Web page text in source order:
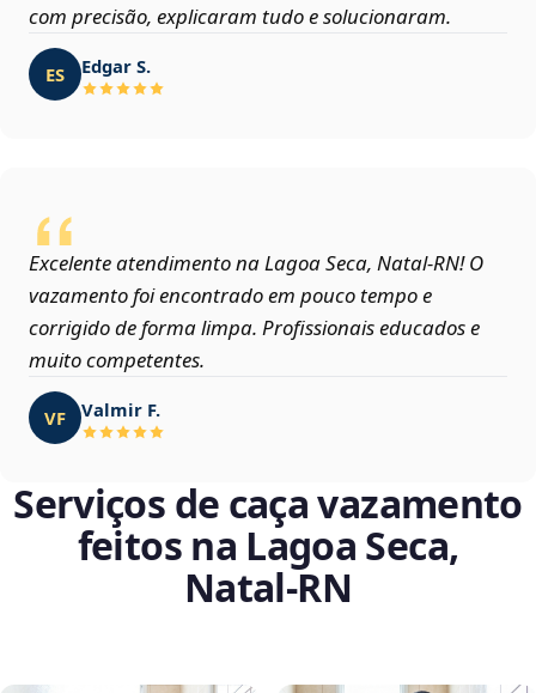
com precisão, explicaram tudo e solucionaram.
ES Edgar S.
Excelente atendimento na Lagoa Seca, Natal‑RN! O
vazamento foi encontrado em pouco tempo e
corrigido de forma limpa. Profissionais educados e
muito competentes.
VF Valmir F.
Serviços de caça vazamento
feitos na Lagoa Seca,
Natal‑RN